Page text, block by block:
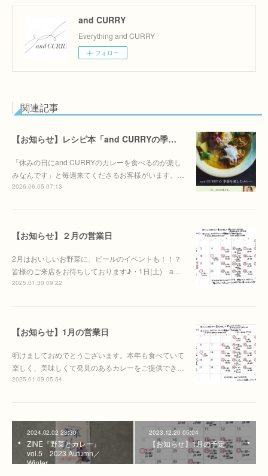
and CURRY
Everything and CURRY
フォロー
関連記事
【お知らせ】レシピ本「and CURRYの季節を季節を楽しむカレー」6/30(火)発売決定！！
「休みの日にand CURRYのカレーを食べるのが楽し
みなんです」と毎週来てくださるお客様がいます。…
2026.06.05 07:13
【お知らせ】２月の営業日
2月はおいしいお野菜に、ビールのイベントも！！？
皆様のご来店をお待ちしております♪・1日(土) a…
2025.01.30 09:22
【お知らせ】1月の営業日
明けましておめでとうございます。本年も食べていて
楽しく、美味しくて発見のあるカレーをご提供でき…
2025.01.09 05:54
2024.02.02 23:30
ZINE『野菜とカレー』
vol.5 2023 Autumn／
Winter
2023.12.20 05:04
【お知らせ】1月の予定